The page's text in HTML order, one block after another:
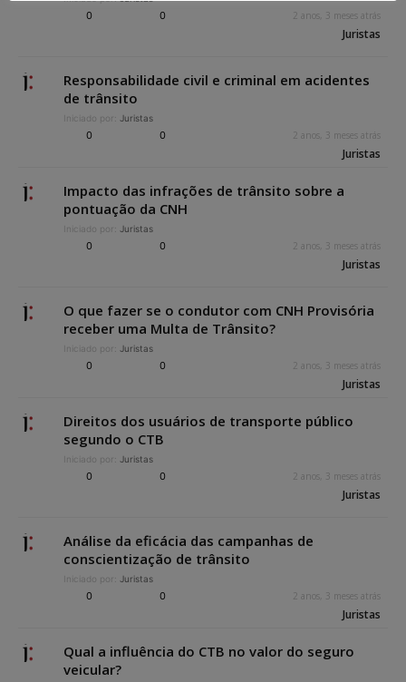
0 0 2 anos, 3 meses atrás
Juristas
Responsabilidade civil e criminal em acidentes
de trânsito
Iniciado por: Juristas
0 0 2 anos, 3 meses atrás
Juristas
Impacto das infrações de trânsito sobre a
pontuação da CNH
Iniciado por: Juristas
0 0 2 anos, 3 meses atrás
Juristas
O que fazer se o condutor com CNH Provisória
receber uma Multa de Trânsito?
Iniciado por: Juristas
0 0 2 anos, 3 meses atrás
Juristas
Direitos dos usuários de transporte público
segundo o CTB
Iniciado por: Juristas
0 0 2 anos, 3 meses atrás
Juristas
Análise da eficácia das campanhas de
conscientização de trânsito
Iniciado por: Juristas
0 0 2 anos, 3 meses atrás
Juristas
Qual a influência do CTB no valor do seguro
veicular?